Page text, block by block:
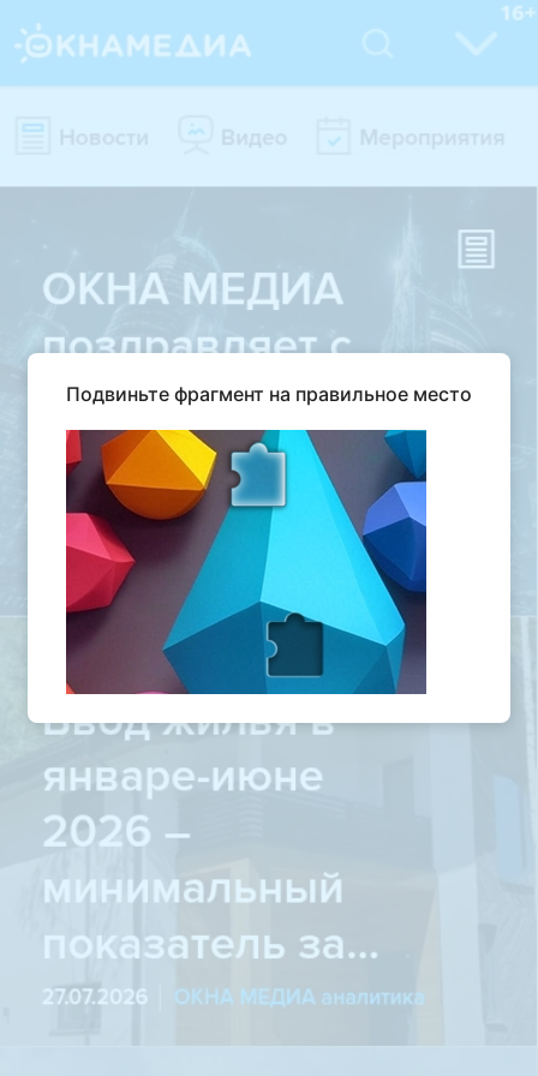
Подвиньте фрагмент на правильное место